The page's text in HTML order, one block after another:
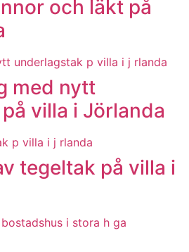
och läkt på
med nytt
villa i Jörlanda
tegeltak på villa i